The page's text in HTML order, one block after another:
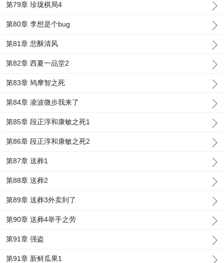
第79章 珍珑棋局4
第80章 李想是个bug
第81章 悲酥清风
第82章 西夏一品堂2
第83章 鸠摩智之死
第84章 凌波微步我来了
第85章 段正淳和康敏之死1
第86章 段正淳和康敏之死2
第87章 送葬1
第88章 送葬2
第89章 送葬3外卖到了
第90章 送葬4举手之劳
第91章 强盗
第91章 新鲜瓜果1